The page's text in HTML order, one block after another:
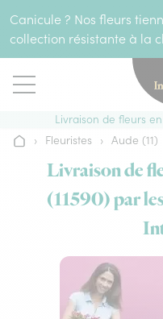
Canicule ? Nos fleurs
collection résistante à la
Livraison de fleurs
Accueil
› Fleuristes › Aude (11)
Livraison de
(11590) par